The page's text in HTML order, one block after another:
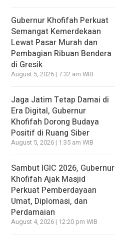
Gubernur Khofifah Perkuat
Semangat Kemerdekaan
Lewat Pasar Murah dan
Pembagian Ribuan Bendera
di Gresik
August 5, 2026 | 7:32 am WIB
Jaga Jatim Tetap Damai di
Era Digital, Gubernur
Khofifah Dorong Budaya
Positif di Ruang Siber
August 5, 2026 | 1:35 am WIB
Sambut IGIC 2026, Gubernur
Khofifah Ajak Masjid
Perkuat Pemberdayaan
Umat, Diplomasi, dan
Perdamaian
August 4, 2026 | 12:20 pm WIB